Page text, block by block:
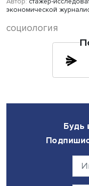
практикой
втором случае, с
гарантии, а с
«Контактные
постоянного
Никифоренко, —
непонятно, кому
зоопарков, а также
обычных квартирах
этически острых
пространственные
занимается